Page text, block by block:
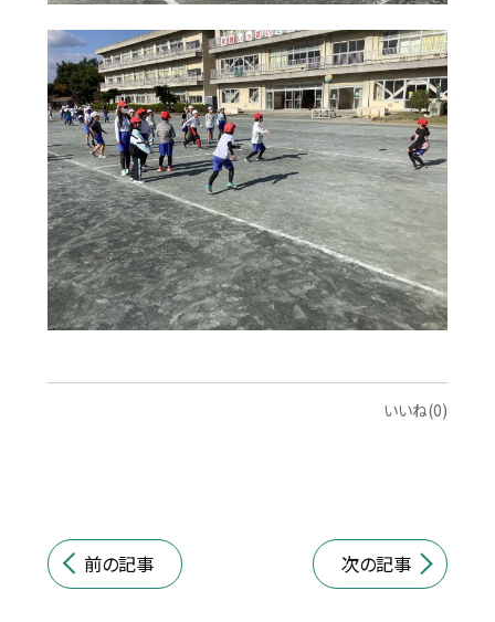
いいね(0)
前の記事 次の記事